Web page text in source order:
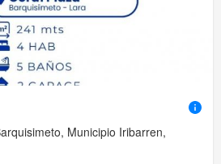
Municipio Iribarren,